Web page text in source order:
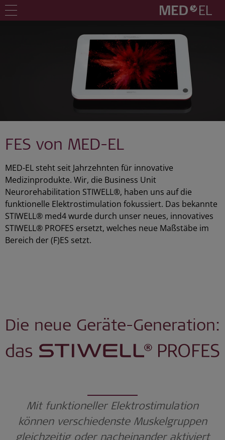
FES von MED-EL
MED-EL steht seit Jahrzehnten für innovative
Medizinprodukte. Wir, die Business Unit
Neurorehabilitation STIWELL®, haben uns auf die
funktionelle Elektrostimulation fokussiert. Das bekannte
STIWELL® med4 wurde durch unser neues, innovatives
STIWELL® PROFES ersetzt, welches neue Maßstäbe im
Bereich der (F)ES setzt.
Die neue Geräte-Generation:
Mit funktioneller Elektrostimulation
können verschiedenste Muskelgruppen